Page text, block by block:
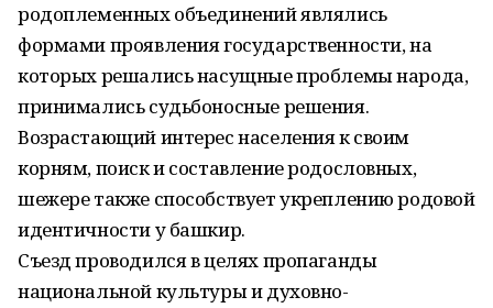
родоплеменных объединений являлись
формами проявления государственности, на
которых решались насущные проблемы народа,
принимались судьбоносные решения.
Возрастающий интерес населения к своим
корням, поиск и составление родословных,
шежере также способствует укреплению родовой
идентичности у башкир.
Съезд проводился в целях пропаганды
национальной культуры и духовно-